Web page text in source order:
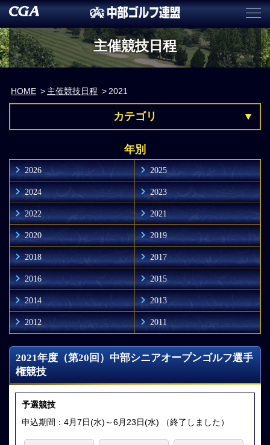
主催競技日程
HOME 主催競技日程 2021
カテゴリ
年別
2026 2025
2024 2023
2022 2021
2020 2019
2018 2017
2016 2015
2014 2013
2012 2011
2021年度（第20回）中部シニアオープンゴルフ選手
権競技
予選競技
申込期間：4月7日(水)～6月23日(水) （終了しました）